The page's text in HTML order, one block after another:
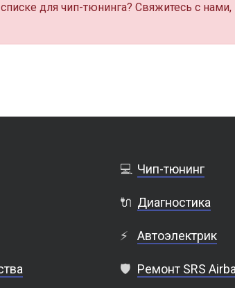
для чип-тюнинга? Свяжитесь с
💻 Чип-тюнинг
🔌 Диагностика
⚡ Автоэлектрик
🛡️ Ремонт SRS